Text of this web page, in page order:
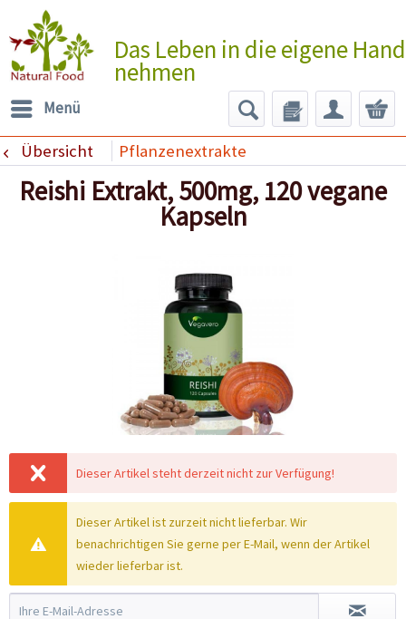
Das Leben in die eigene Hand
nehmen
Menü
Übersicht Pflanzenextrakte
Reishi Extrakt, 500mg, 120 vegane
Kapseln
Dieser Artikel steht derzeit nicht zur Verfügung!
Dieser Artikel ist zurzeit nicht lieferbar. Wir
benachrichtigen Sie gerne per E-Mail, wenn der Artikel
wieder lieferbar ist.